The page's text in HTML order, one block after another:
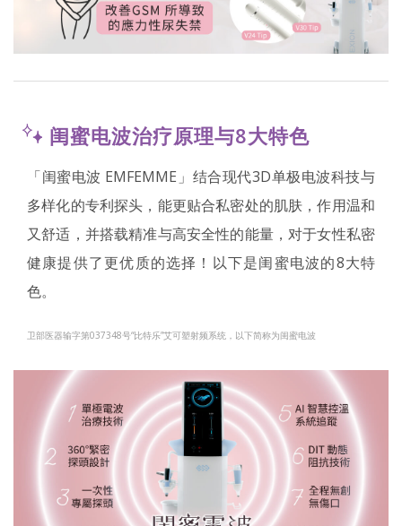
闺蜜电波治疗原理与8大特色
「闺蜜电波 EMFEMME」结合现代3D单极电波科技与
多样化的专利探头，能更贴合私密处的肌肤，作用温和
又舒适，并搭载精准与高安全性的能量，对于女性私密
健康提供了更优质的选择！以下是闺蜜电波的8大特
色。
卫部医器输字第037348号“比特乐”艾可塑射频系统，以下简称为闺蜜电波